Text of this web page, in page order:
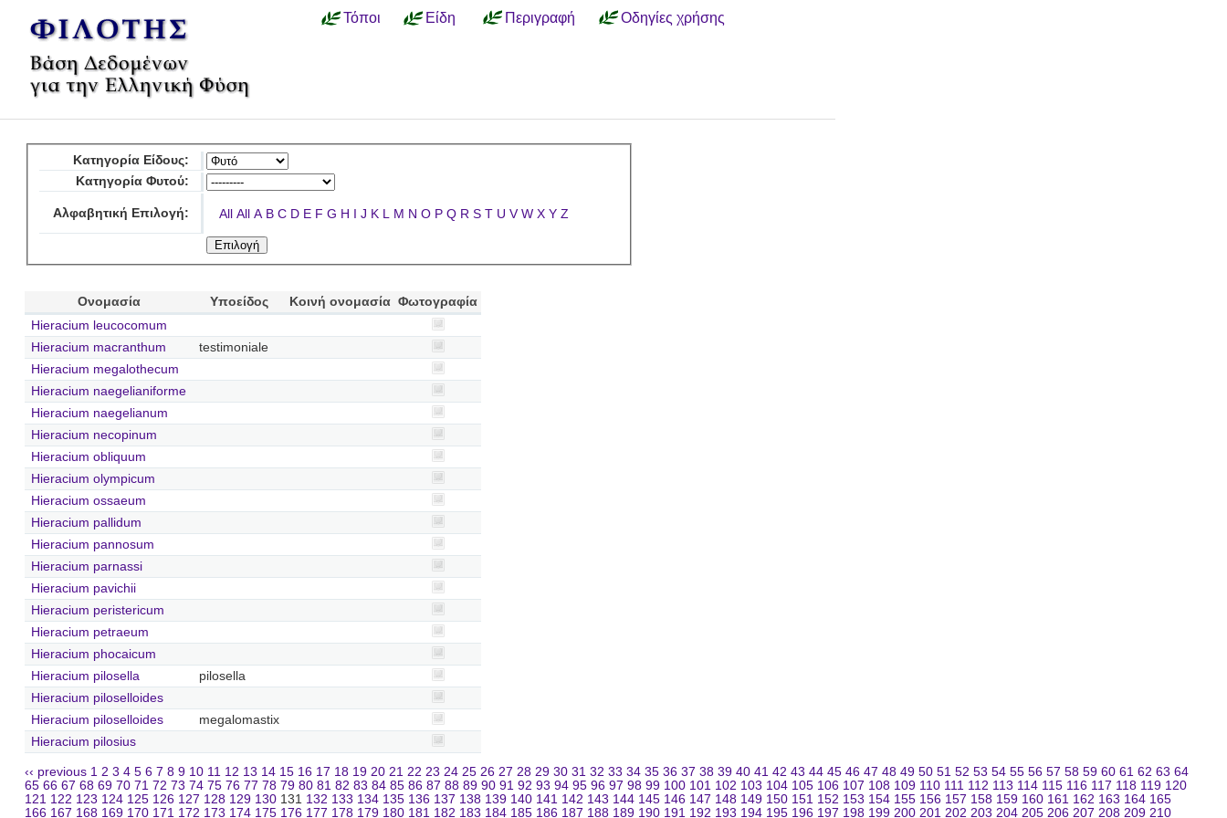
Τόποι Είδη Περιγραφή Οδηγίες χρήσης
Κατηγορία Είδους:
Κατηγορία Φυτού:
Αλφαβητική Επιλογή: All All A B C D E F G H I J K L M N O P Q R S T U V W X Y Z
Ονομασία Υποείδος Κοινή ονομασία Φωτογραφία
Hieracium leucocomum
Hieracium macranthum
testimoniale
Hieracium megalothecum
Hieracium naegelianiforme
Hieracium naegelianum
Hieracium necopinum
Hieracium obliquum
Hieracium olympicum
Hieracium ossaeum
Hieracium pallidum
Hieracium pannosum
Hieracium parnassi
Hieracium pavichii
Hieracium peristericum
Hieracium petraeum
Hieracium phocaicum
Hieracium pilosella
pilosella
Hieracium piloselloides
Hieracium piloselloides
megalomastix
Hieracium pilosius
‹‹ previous 1 2 3 4 5 6 7 8 9 10 11 12 13 14 15 16 17 18 19 20 21 22 23 24 25 26 27 28 29 30 31 32 33 34 35 36 37 38 39 40 41 42 43 44 45 46 47 48 49 50 51 52 53 54 55 56 57 58 59 60 61 62 63 64
65 66 67 68 69 70 71 72 73 74 75 76 77 78 79 80 81 82 83 84 85 86 87 88 89 90 91 92 93 94 95 96 97 98 99 100 101 102 103 104 105 106 107 108 109 110 111 112 113 114 115 116 117 118 119 120
121 122 123 124 125 126 127 128 129 130 131 132 133 134 135 136 137 138 139 140 141 142 143 144 145 146 147 148 149 150 151 152 153 154 155 156 157 158 159 160 161 162 163 164 165
166 167 168 169 170 171 172 173 174 175 176 177 178 179 180 181 182 183 184 185 186 187 188 189 190 191 192 193 194 195 196 197 198 199 200 201 202 203 204 205 206 207 208 209 210